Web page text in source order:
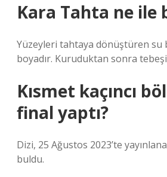
Kara Tahta ne ile
Yüzeyleri tahtaya dönüştüren su
boyadır. Kuruduktan sonra
Kısmet kaçıncı
final yaptı?
Dizi, 25 Ağustos 2023’te
buldu.